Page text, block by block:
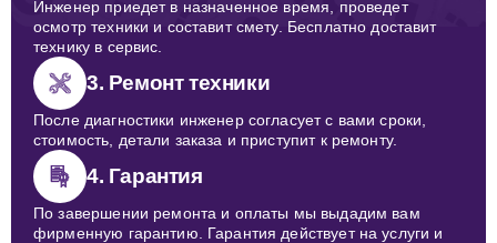
Инженер приедет в назначенное время, проведет
осмотр техники и составит смету. Бесплатно доставит
технику в сервис.
3. Ремонт техники
После диагностики инженер согласует с вами сроки,
стоимость, детали заказа и приступит к ремонту.
4. Гарантия
По завершении ремонта и оплаты мы выдадим вам
фирменную гарантию. Гарантия действует на услуги и